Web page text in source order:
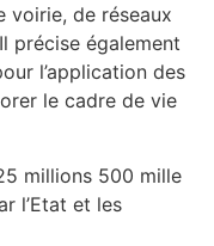
voirie, de réseaux
précise également
l’application des
le cadre de vie
millions 500 mille
l’Etat et les